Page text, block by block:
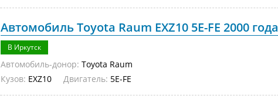
Автомобиль Toyota Raum EXZ10 5E-FE 2000 года
В Иркутск
Автомобиль-донор: Toyota Raum
Кузов: EXZ10 Двигатель: 5E-FE